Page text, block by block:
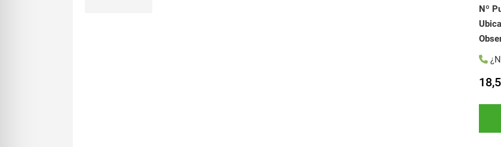
Nº